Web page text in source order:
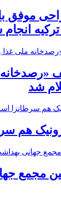
موفق
«رصدخانه
شد
هم
مجمع